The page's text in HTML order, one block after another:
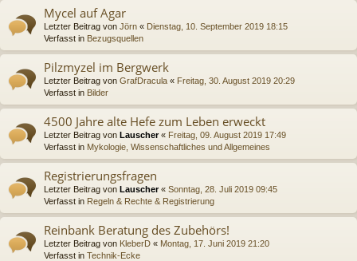
Mycel auf Agar
Letzter Beitrag von Jörn « Dienstag, 10. September 2019 18:15
Verfasst in Bezugsquellen
Pilzmyzel im Bergwerk
Letzter Beitrag von GrafDracula « Freitag, 30. August 2019 20:29
Verfasst in Bilder
4500 Jahre alte Hefe zum Leben erweckt
Letzter Beitrag von Lauscher« Freitag, 09. August 2019 17:49
Verfasst in Mykologie, Wissenschaftliches und Allgemeines
Registrierungsfragen
Letzter Beitrag von Lauscher« Sonntag, 28. Juli 2019 09:45
Verfasst in Regeln & Rechte & Registrierung
Reinbank Beratung des Zubehörs!
Letzter Beitrag von KleberD « Montag, 17. Juni 2019 21:20
Verfasst in Technik-Ecke